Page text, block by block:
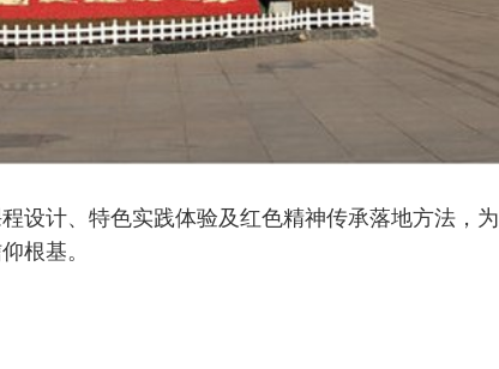
设计、特色实践体验及红色精神传承落地方法，为
根基。